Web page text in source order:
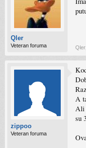
Qler
Veteran foruma Qler
zippoo
Veteran foruma
A
Ali
su